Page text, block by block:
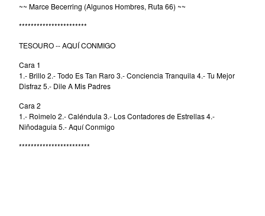
The Holy Mackerel
The Neon Philharmonic
The Palace Of Light
The Rockingbirds
The Silos
David Blue & The American
Patrol
Winterafter
~~ Marce Becerring (Algunos Hombres, Ruta 66) ~~
***********************
TESOURO -- AQUÍ CONMIGO
Cara 1
1.- Brillo 2.- Todo Es Tan Raro 3.- Conciencia Tranquila 4.- Tu Mejor
Disfraz 5.- Dile A Mis Padres
Cara 2
1.- Roimelo 2.- Caléndula 3.- Los Contadores de Estrellas 4.-
Niñodaguia 5.- Aquí Conmigo
************************